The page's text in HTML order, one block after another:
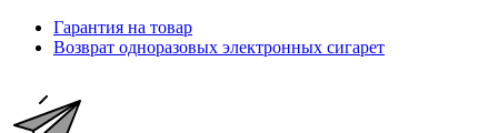
Гарантия на товар
Возврат одноразовых электронных сигарет